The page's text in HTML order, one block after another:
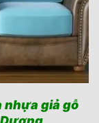
nhựa giả gỗ